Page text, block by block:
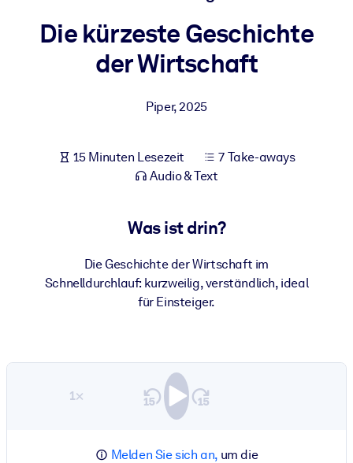
Bauen Sie eine gesunde und resiliente Belegschaft auf.
bessere Lernergebnisse.
Für Unternehmensbibliotheken
vertrauenswürdigem, praxisnahem Business-Wissen.
Nutzen Sie verlässliches, strukturiertes Wissen, um die Ergebnisse
Ihrer KI-Systeme zu optimieren.
Die kürzeste Geschichte
der Wirtschaft
Piper,2025
15 Minuten Lesezeit
7 Take-aways
Audio & Text
Was ist drin?
Die Geschichte der Wirtschaft im
Schnelldurchlauf: kurzweilig, verständlich, ideal
für Einsteiger.
1×
Melden Sie sich an,um die